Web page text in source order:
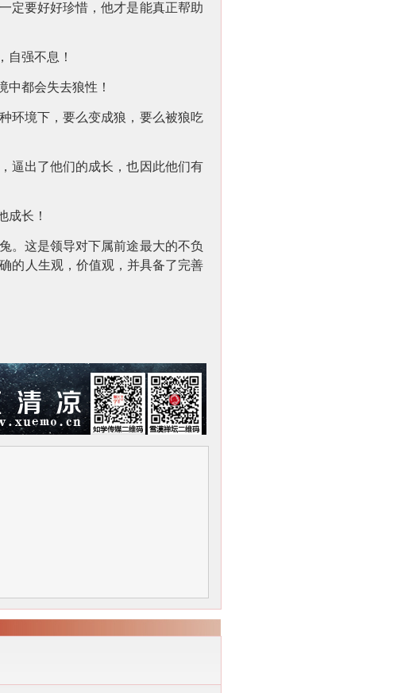
定要好好珍惜，他才是能真正帮助
自强不息！
中都会失去狼性！
环境下，要么变成狼，要么被狼吃
逼出了他们的成长，也因此他们有
成长！
。这是领导对下属前途最大的不负
的人生观，价值观，并具备了完善